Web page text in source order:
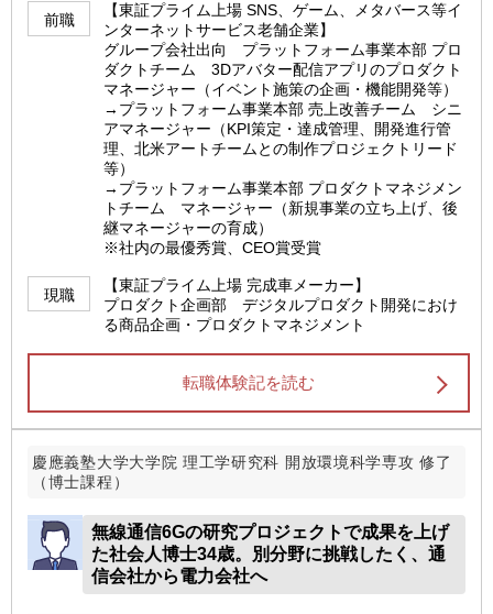
前職
【東証プライム上場 SNS、ゲーム、メタバース等イ
ンターネットサービス老舗企業】
グループ会社出向 プラットフォーム事業本部 プロ
ダクトチーム 3Dアバター配信アプリのプロダクト
マネージャー（イベント施策の企画・機能開発等）
→プラットフォーム事業本部 売上改善チーム シニ
アマネージャー（KPI策定・達成管理、開発進行管
理、北米アートチームとの制作プロジェクトリード
等）
→プラットフォーム事業本部 プロダクトマネジメン
トチーム マネージャー（新規事業の立ち上げ、後
継マネージャーの育成）
※社内の最優秀賞、CEO賞受賞
現職
【東証プライム上場 完成車メーカー】
プロダクト企画部 デジタルプロダクト開発におけ
る商品企画・プロダクトマネジメント
転職体験記を読む
慶應義塾大学大学院 理工学研究科 開放環境科学専攻 修了
（博士課程）
無線通信6Gの研究プロジェクトで成果を上げ
た社会人博士34歳。別分野に挑戦したく、通
信会社から電力会社へ